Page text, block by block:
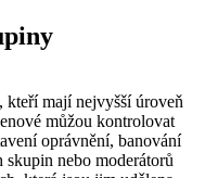
kteří mají nejvyšší úroveň
můžou kontrolovat
oprávnění, banování
nebo moderátorů